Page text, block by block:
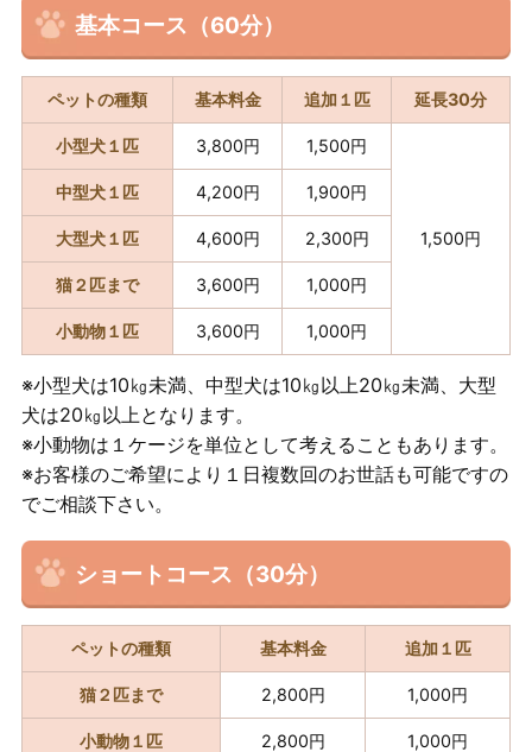
基本コース（60分）
ペットの種類 基本料金 追加１匹 延長30分
小型犬１匹 3,800円 1,500円
1,500円
中型犬１匹 4,200円 1,900円
大型犬１匹 4,600円 2,300円
猫２匹まで 3,600円 1,000円
小動物１匹 3,600円 1,000円
※小型犬は10㎏未満、中型犬は10㎏以上20㎏未満、大型
犬は20㎏以上となります。
※小動物は１ケージを単位として考えることもあります。
※お客様のご希望により１日複数回のお世話も可能ですの
でご相談下さい。
ショートコース（30分）
ペットの種類 基本料金 追加１匹
猫２匹まで 2,800円 1,000円
小動物１匹 2,800円 1,000円